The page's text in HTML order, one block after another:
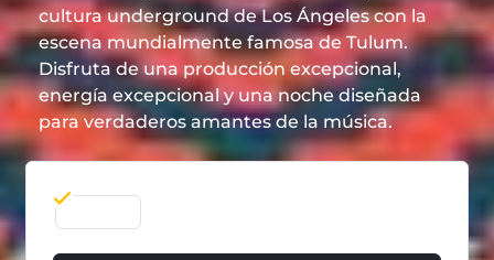
cultura underground de Los Ángeles con la
escena mundialmente famosa de Tulum.
Disfruta de una producción excepcional,
energía excepcional y una noche diseñada
para verdaderos amantes de la música.